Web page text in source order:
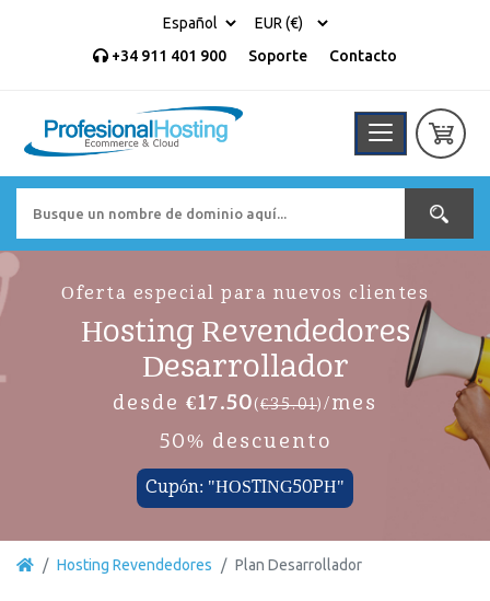
+34 911 401 900 Soporte Contacto
Oferta especial para nuevos clientes
Hosting Revendedores
Desarrollador
desde €17.50 ( €35.01) /mes
50% descuento
Cupón: "HOSTING50PH"
Hosting Revendedores Plan Desarrollador